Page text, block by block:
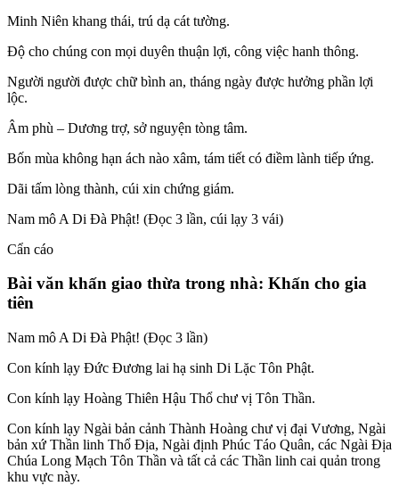
Minh Niên khang thái, trú dạ cát tường.
Độ cho chúng con mọi duyên thuận lợi, công việc hanh thông.
Người người được chữ bình an, tháng ngày được hưởng phần lợi
lộc.
Âm phù – Dương trợ, sở nguyện tòng tâm.
Bốn mùa không hạn ách nào xâm, tám tiết có điềm lành tiếp ứng.
Dãi tấm lòng thành, cúi xin chứng giám.
Nam mô A Di Đà Phật! (Đọc 3 lần, cúi lạy 3 vái)
Cẩn cáo
Bài văn khấn giao thừa trong nhà: Khấn cho gia
tiên
Nam mô A Di Đà Phật! (Đọc 3 lần)
Con kính lạy Đức Đương lai hạ sinh Di Lặc Tôn Phật.
Con kính lạy Hoàng Thiên Hậu Thổ chư vị Tôn Thần.
Con kính lạy Ngài bản cảnh Thành Hoàng chư vị đại Vương, Ngài
bản xứ Thần linh Thổ Địa, Ngài định Phúc Táo Quân, các Ngài Địa
Chúa Long Mạch Tôn Thần và tất cả các Thần linh cai quản trong
khu vực này.